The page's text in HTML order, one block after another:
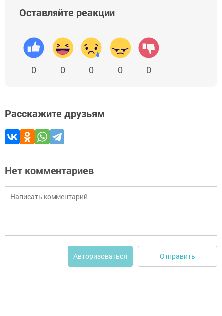
Оставляйте реакции
0 0 0 0 0
Расскажите друзьям
Нет комментариев
Авторизоваться Отправить